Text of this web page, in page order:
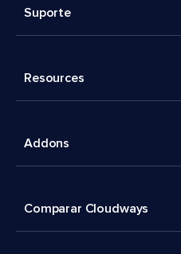
Suporte
Resources
Addons
Comparar Cloudways